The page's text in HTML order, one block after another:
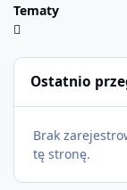
Tematy
Ostatnio
Brak
tę stronę.